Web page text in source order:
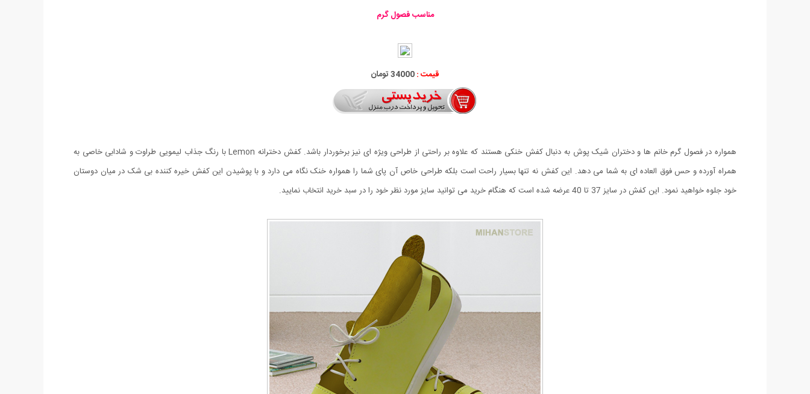
مناسب فصول گرم
قیمت :34000 تومان
همواره در فصول گرم خانم ها و دختران شیک پوش به دنبال کفش خنکی هستند که علاوه بر راحتی از طراحی ویژه ای نیز برخوردار باشد. کفش دخترانه Lemon با رنگ جذاب لیمویی طراوت و شادابی خاصی به
همراه آورده و حس فوق العاده ای به شما می دهد. این کفش نه تنها بسیار راحت است بلکه طراحی خاص آن پای شما را همواره خنک نگاه می دارد و با پوشیدن این کفش خیره کننده بی شک در میان دوستان
خود جلوه خواهید نمود. این کفش در سایز 37 تا 40 عرضه شده است که هنگام خرید می توانید سایز مورد نظر خود را در سبد خرید انتخاب نمایید.